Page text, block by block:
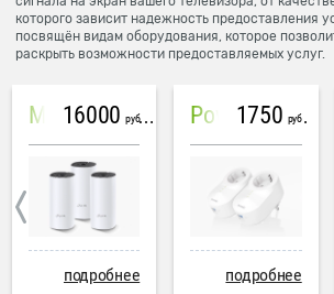
которого зависит надежность предоставления
посвящён видам оборудования, которое
раскрыть возможности предоставляемых услуг.
Mesh система TP-Link Deco M4 (3 устройства)
16000 руб
подробнее
PowerLine Tenda PH6
1750 руб
подробнее